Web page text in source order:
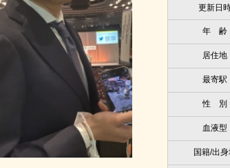
更新日
年 齢
居住地
最寄駅
性 別
血液型
国籍/出